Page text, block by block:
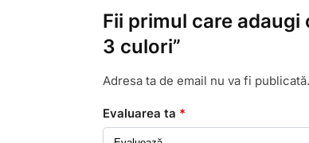
Fii primul care adaugi
3 culori”
Adresa ta de email nu va fi publicată.
Evaluarea ta *